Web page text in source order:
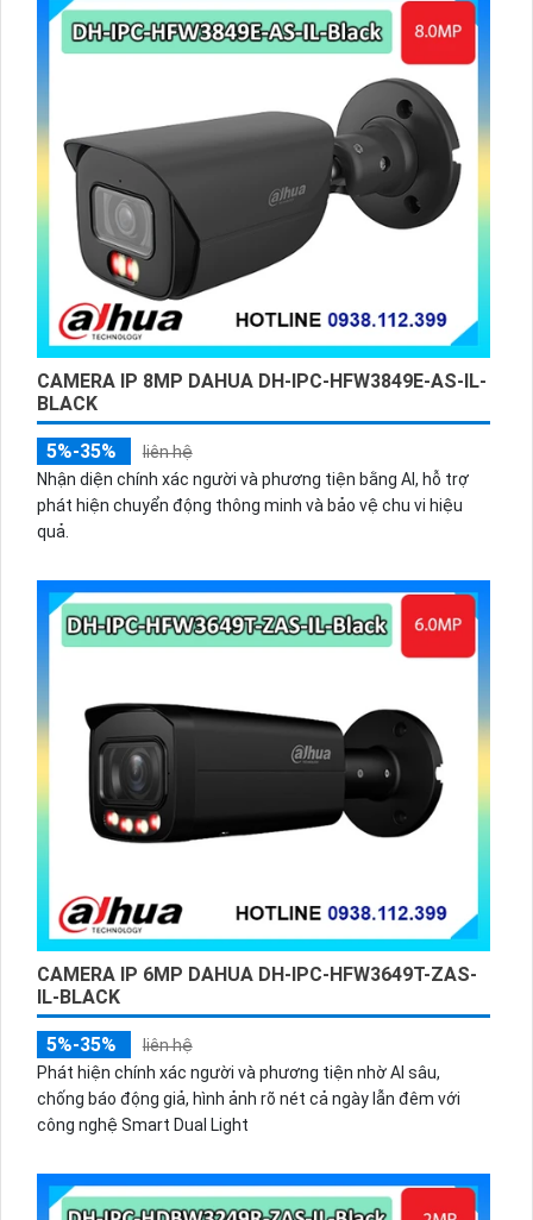
CAMERA IP 8MP DAHUA DH-IPC-HFW3849E-AS-IL-
BLACK
5%-35%
liên hệ
Nhận diện chính xác người và phương tiện bằng AI, hỗ trợ
phát hiện chuyển động thông minh và bảo vệ chu vi hiệu
quả.
CAMERA IP 6MP DAHUA DH-IPC-HFW3649T-ZAS-
IL-BLACK
5%-35%
liên hệ
Phát hiện chính xác người và phương tiện nhờ AI sâu,
chống báo động giả, hình ảnh rõ nét cả ngày lẫn đêm với
công nghệ Smart Dual Light